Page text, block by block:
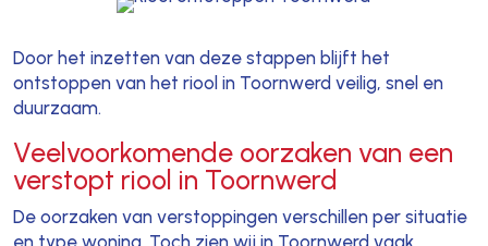
Door het inzetten van deze stappen blijft het
ontstoppen van het riool in Toornwerd veilig, snel en
duurzaam.
Veelvoorkomende oorzaken van een
verstopt riool in Toornwerd
De oorzaken van verstoppingen verschillen per situatie
en type woning. Toch zien wij in Toornwerd vaak